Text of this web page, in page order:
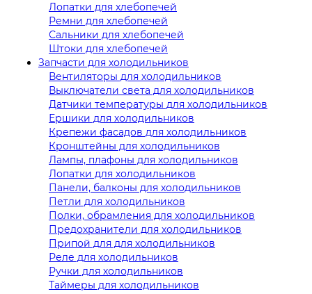
Лопатки для хлебопечей
Ремни для хлебопечей
Сальники для хлебопечей
Штоки для хлебопечей
Запчасти для холодильников
Вентиляторы для холодильников
Выключатели света для холодильников
Датчики температуры для холодильников
Ершики для холодильников
Крепежи фасадов для холодильников
Кронштейны для холодильников
Лампы, плафоны для холодильников
Лопатки для холодильников
Панели, балконы для холодильников
Петли для холодильников
Полки, обрамления для холодильников
Предохранители для холодильников
Припой для для холодильников
Реле для холодильников
Ручки для холодильников
Таймеры для холодильников